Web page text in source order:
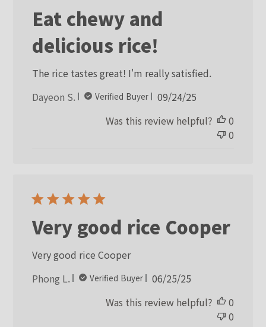
Eat chewy and
delicious rice!
The rice tastes great! I'm really satisfied.
Dayeon S.
Verified Buyer
Published
09/24/25
Was this review helpful?
0
0
Very good rice Cooper
Very good rice Cooper
Phong L.
Verified Buyer
Published
06/25/25
Was this review helpful?
0
0